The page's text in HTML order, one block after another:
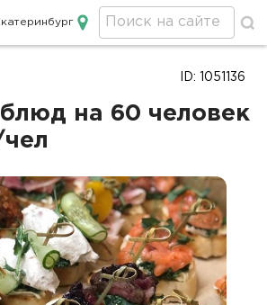
Кейтеринг в Екатеринбурге
на 60 человек
чел
ID: 1051136